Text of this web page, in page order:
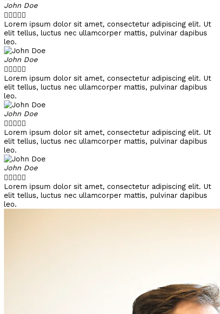
John Doe

Lorem ipsum dolor sit amet, consectetur adipiscing elit. Ut
elit tellus, luctus nec ullamcorper mattis, pulvinar dapibus
leo.
John Doe

Lorem ipsum dolor sit amet, consectetur adipiscing elit. Ut
elit tellus, luctus nec ullamcorper mattis, pulvinar dapibus
leo.
John Doe

Lorem ipsum dolor sit amet, consectetur adipiscing elit. Ut
elit tellus, luctus nec ullamcorper mattis, pulvinar dapibus
leo.
John Doe

Lorem ipsum dolor sit amet, consectetur adipiscing elit. Ut
elit tellus, luctus nec ullamcorper mattis, pulvinar dapibus
leo.